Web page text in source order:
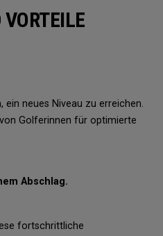
ein neues Niveau zu erreichen.
Golferinnen für optimierte
Abschlag.
fortschrittliche